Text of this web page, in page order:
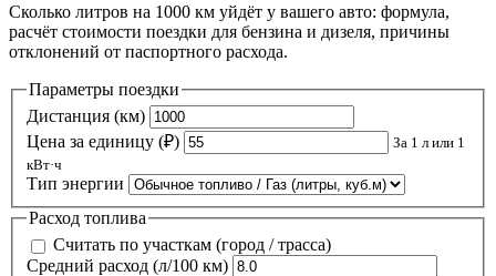
Сколько литров на 1000 км уйдёт у вашего авто: формула,
расчёт стоимости поездки для бензина и дизеля, причины
отклонений от паспортного расхода.
Параметры поездки
Дистанция (км)
Цена за единицу (₽)
За 1 л или 1
кВт·ч
Тип энергии
Расход топлива
Считать по участкам (город / трасса)
Средний расход (л/100 км)